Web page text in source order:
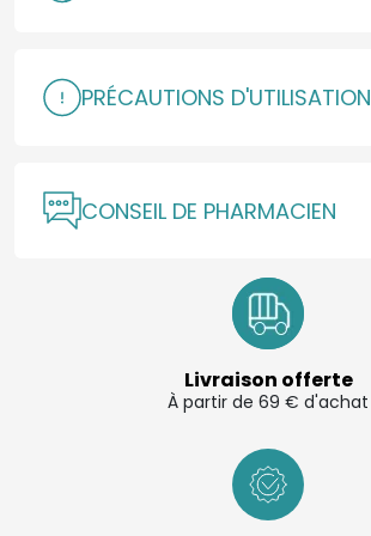
PRÉCAUTIONS D'UTILISATION
CONSEIL DE PHARMACIEN
Livraison offerte
À partir de 69 € d'achat